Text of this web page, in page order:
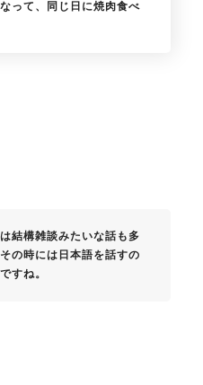
って、同じ日に焼肉食べ
結構雑談みたいな話も多
の時には日本語を話すの
すね。